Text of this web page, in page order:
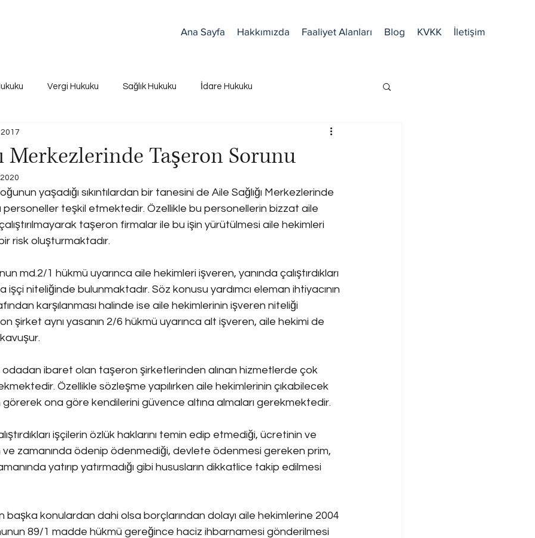
Ana Sayfa Hakkımızda Faaliyet Alanları Blog KVKK İletişim
Vergi Hukuku Sağlık Hukuku İdare Hukuku
Merkezlerinde Taşeron Sorunu
yaşadığı sıkıntılardan bir tanesini de Aile Sağlığı Merkezlerinde
personeller teşkil etmektedir. Özellikle bu personellerin bizzat aile
taşeron firmalar ile bu işin yürütülmesi aile hekimleri
risk oluşturmaktadır.
md.2/1 hükmü uyarınca aile hekimleri işveren, yanında çalıştırdıkları
işçi niteliğinde bulunmaktadır. Söz konusu yardımcı eleman ihtiyacının
karşılanması halinde ise aile hekimlerinin işveren niteliği
şirket aynı yasanın 2/6 hükmü uyarınca alt işveren, aile hekimi de
ibaret olan taşeron şirketlerinden alınan hizmetlerde çok
Özellikle sözleşme yapılırken aile hekimlerinin çıkabilecek
ona göre kendilerini güvence altına almaları gerekmektedir.
işçilerin özlük haklarını temin edip etmediği, ücretinin ve
ve zamanında ödenip ödenmediği, devlete ödenmesi gereken prim,
yatırıp yatırmadığı gibi hususların dikkatlice takip edilmesi
başka konulardan dahi olsa borçlarından dolayı aile hekimlerine 2004
89/1 madde hükmü gereğince haciz ihbarnamesi gönderilmesi